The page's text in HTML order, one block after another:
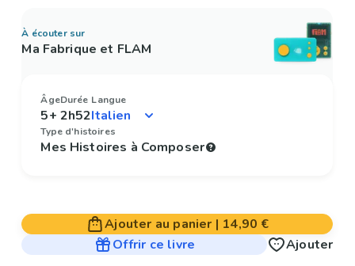
À écouter sur
Ma Fabrique et FLAM
Âge
5+
Durée
2h52
Langue
Type d'histoires
Mes Histoires à Composer
Ajouter au panier | 14,90 €
Offrir ce livre
Ajouter